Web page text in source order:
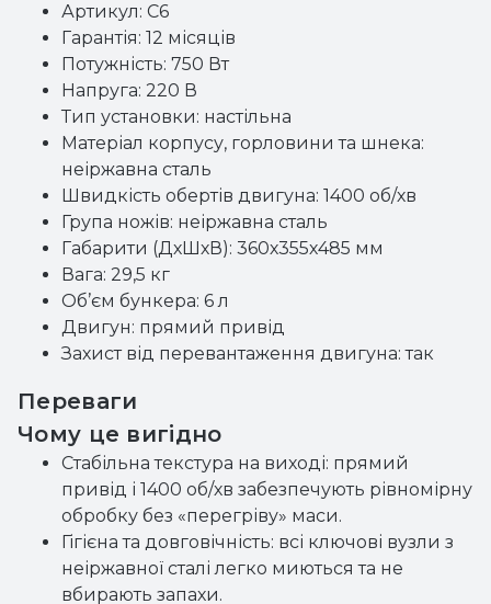
Артикул: С6
Гарантія: 12 місяців
Потужність: 750 Вт
Напруга: 220 В
Тип установки: настільна
Матеріал корпусу, горловини та шнека:
неіржавна сталь
Швидкість обертів двигуна: 1400 об/хв
Група ножів: неіржавна сталь
Габарити (ДхШхВ): 360х355х485 мм
Вага: 29,5 кг
Об’єм бункера: 6 л
Двигун: прямий привід
Захист від перевантаження двигуна: так
Переваги
Чому це вигідно
Стабільна текстура на виході: прямий
привід і 1400 об/хв забезпечують рівномірну
обробку без «перегріву» маси.
Гігієна та довговічність: всі ключові вузли з
неіржавної сталі легко миються та не
вбирають запахи.